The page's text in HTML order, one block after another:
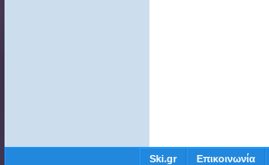
Ski.gr Επικοινωνία